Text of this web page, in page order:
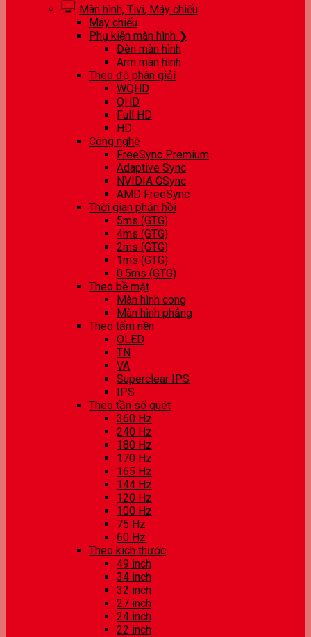
Màn hình, Tivi, Máy chiếu
Máy chiếu
Phụ kiện màn hình ❯
Đèn màn hình
Arm màn hình
Theo độ phân giải
WQHD
QHD
Full HD
HD
Công nghệ
FreeSync Premium
Adaptive Sync
NVIDIA GSync
AMD FreeSync
Thời gian phản hồi
5ms (GTG)
4ms (GTG)
2ms (GTG)
1ms (GTG)
0.5ms (GTG)
Theo bề mặt
Màn hình cong
Màn hình phẳng
Theo tấm nền
OLED
TN
VA
Superclear IPS
IPS
Theo tần số quét
360 Hz
240 Hz
180 Hz
170 Hz
165 Hz
144 Hz
120 Hz
100 Hz
75 Hz
60 Hz
Theo kích thước
49 inch
34 inch
32 inch
27 inch
24 inch
22 inch